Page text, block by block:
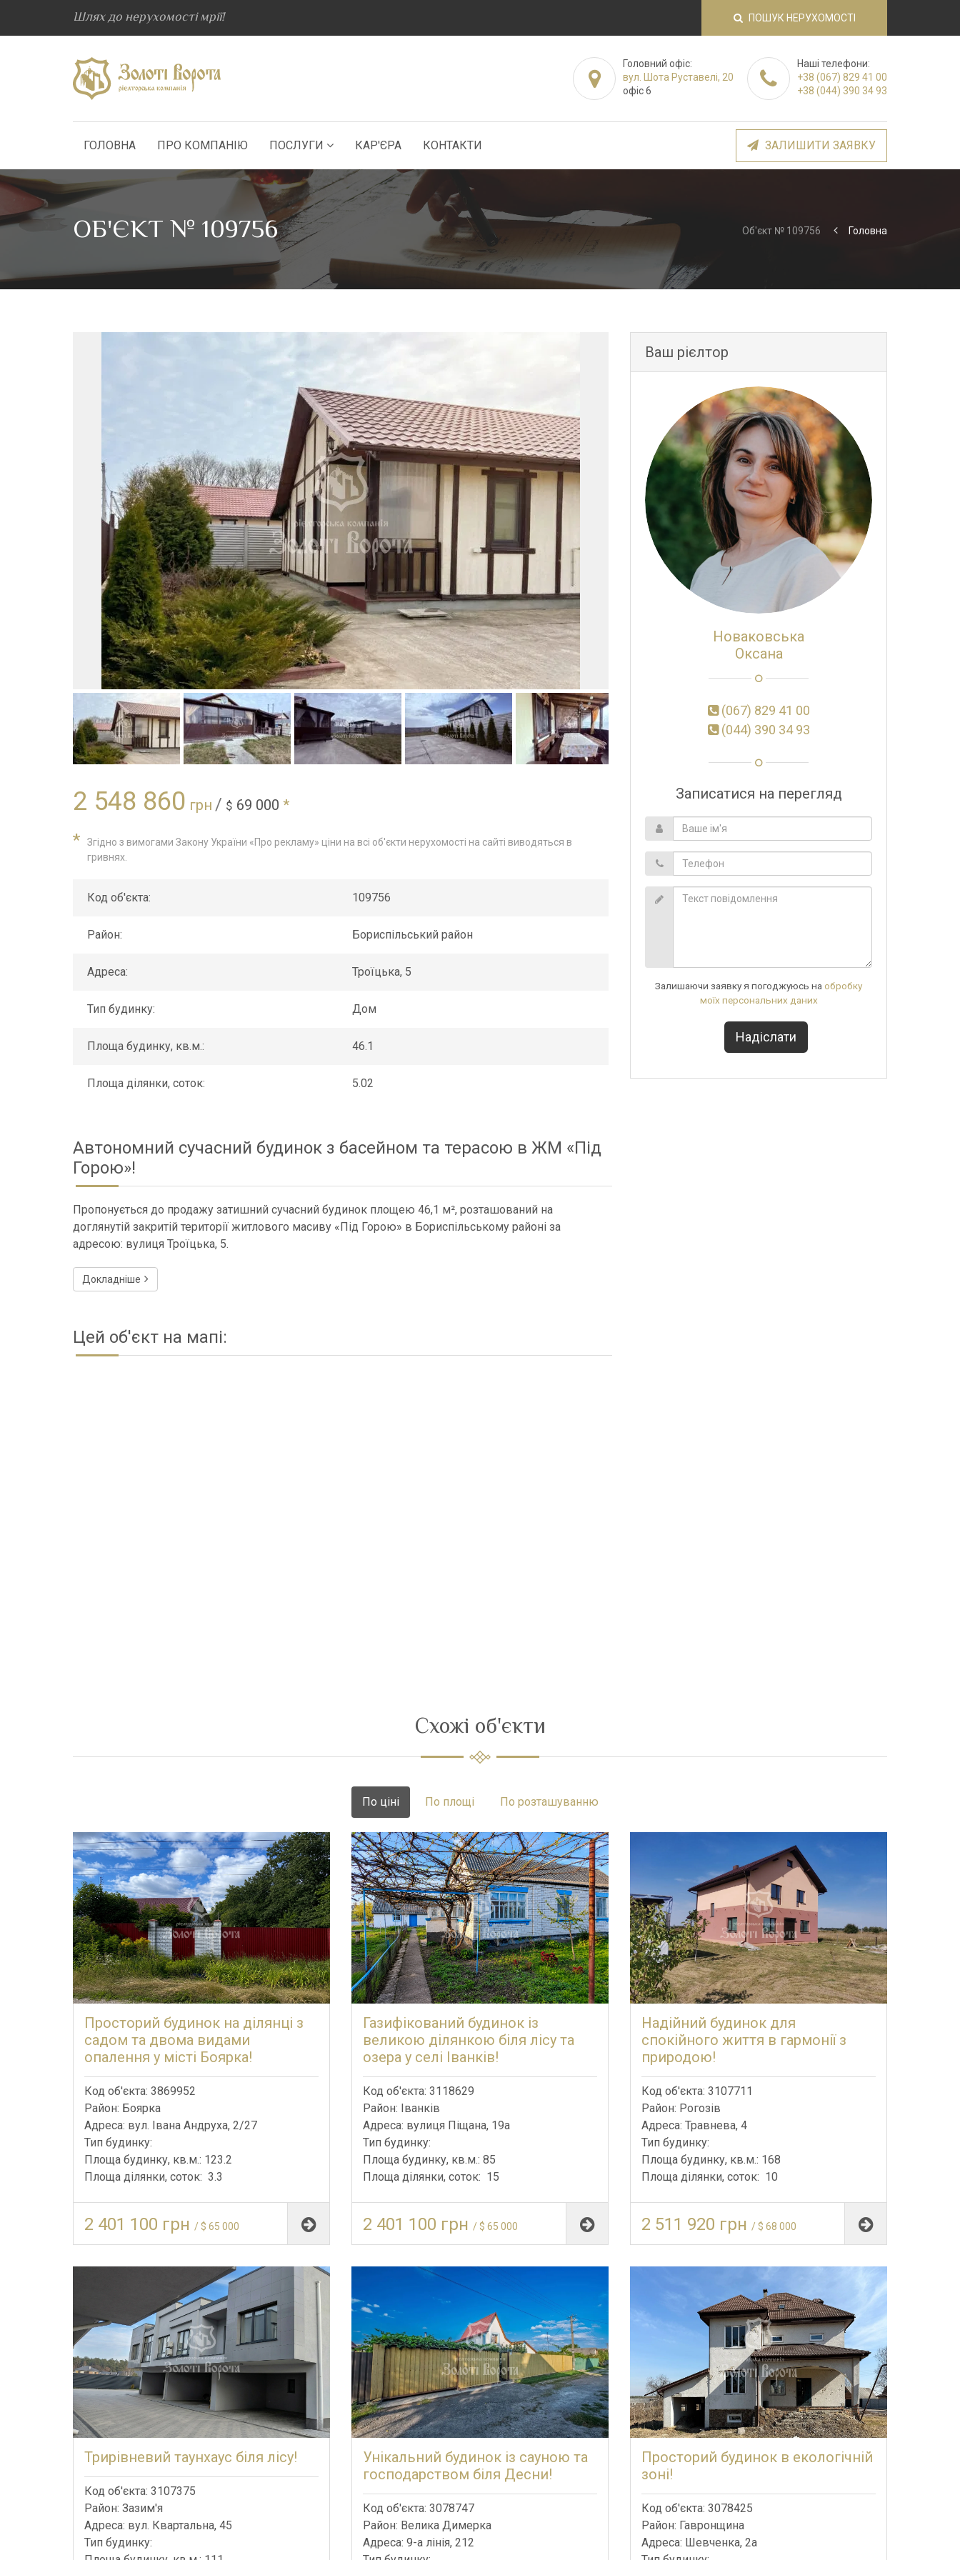
Шлях до нерухомості мрії! ПОШУК НЕРУХОМОСТІ
Головний офіс:
вул. Шота Руставелі, 20
офіс 6
Наші телефони:
+38 (067) 829 41 00
+38 (044) 390 34 93
ГОЛОВНА ПРО КОМПАНІЮ ПОСЛУГИ КАР'ЄРА КОНТАКТИ ЗАЛИШИТИ ЗАЯВКУ
ОБ'ЄКТ № 109756 Об'єкт № 109756 Головна
2 548 860 грн / $ 69 000 *
*
Згідно з вимогами Закону України «Про рекламу» ціни на всі об'єкти нерухомості на сайті виводяться в
гривнях.
Код об'єкта: 109756
Район: Бориспільський район
Адреса: Троїцька, 5
Тип будинку: Дом
Площа будинку, кв.м.: 46.1
Площа ділянки, соток: 5.02
Автономний сучасний будинок з басейном та терасою в ЖМ «Під
Горою»!
Пропонується до продажу затишний сучасний будинок площею 46,1 м², розташований на
доглянутій закритій території житлового масиву «Під Горою» в Бориспільському районі за
адресою: вулиця Троїцька, 5.
Докладніше
Цей об'єкт на мапі:
Ваш рієлтор
Новаковська
Оксана
(067) 829 41 00
(044) 390 34 93
Записатися на перегляд
Залишаючи заявку я погоджуюсь на обробку
моїх персональних даних
Схожі об'єкти
По ціні По площі По розташуванню
Просторий будинок на ділянці з
садом та двома видами
опалення у місті Боярка!
Код об'єкта: 3869952
Район: Боярка
Адреса: вул. Івана Андруха, 2/27
Тип будинку:
Площа будинку, кв.м.: 123.2
Площа ділянки, соток: 3.3
2 401 100 грн / $ 65 000
Газифікований будинок із
великою ділянкою біля лісу та
озера у селі Іванків!
Код об'єкта: 3118629
Район: Іванків
Адреса: вулиця Піщана, 19а
Тип будинку:
Площа будинку, кв.м.: 85
Площа ділянки, соток: 15
2 401 100 грн / $ 65 000
Надійний будинок для
спокійного життя в гармонії з
природою!
Код об'єкта: 3107711
Район: Рогозів
Адреса: Травнева, 4
Тип будинку:
Площа будинку, кв.м.: 168
Площа ділянки, соток: 10
2 511 920 грн / $ 68 000
Трирівневий таунхаус біля лісу!
Код об'єкта: 3107375
Район: Зазим'я
Адреса: вул. Квартальна, 45
Тип будинку:
Унікальний будинок із сауною та
господарством біля Десни!
Код об'єкта: 3078747
Район: Велика Димерка
Адреса: 9-а лінія, 212
Просторий будинок в екологічній
зоні!
Код об'єкта: 3078425
Район: Гавронщина
Адреса: Шевченка, 2а